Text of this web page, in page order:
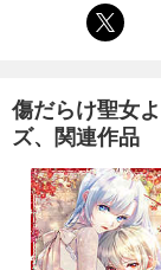
あ
傷だ
165
傷だらけ聖女
ズ、関連作品